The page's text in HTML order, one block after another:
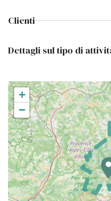
Clienti
Dettagli sul tipo di
+
−